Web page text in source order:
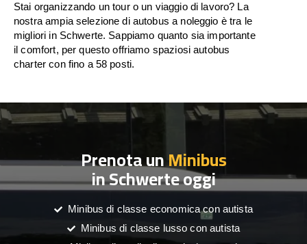
Stai organizzando un tour o un viaggio di lavoro? La
nostra ampia selezione di autobus a noleggio è tra le
migliori in Schwerte. Sappiamo quanto sia importante
il comfort, per questo offriamo spaziosi autobus
charter con fino a 58 posti.
Prenota unMinibus
in Schwerte oggi
Minibus di classe economica con autista
Minibus di classe lusso con autista